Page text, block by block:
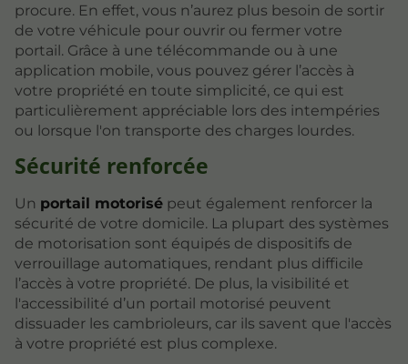
procure. En effet, vous n’aurez plus besoin de sortir
de votre véhicule pour ouvrir ou fermer votre
portail. Grâce à une télécommande ou à une
application mobile, vous pouvez gérer l’accès à
votre propriété en toute simplicité, ce qui est
particulièrement appréciable lors des intempéries
ou lorsque l'on transporte des charges lourdes.
Sécurité renforcée
Un portail motorisé peut également renforcer la
sécurité de votre domicile. La plupart des systèmes
de motorisation sont équipés de dispositifs de
verrouillage automatiques, rendant plus difficile
l’accès à votre propriété. De plus, la visibilité et
l'accessibilité d’un portail motorisé peuvent
dissuader les cambrioleurs, car ils savent que l'accès
à votre propriété est plus complexe.